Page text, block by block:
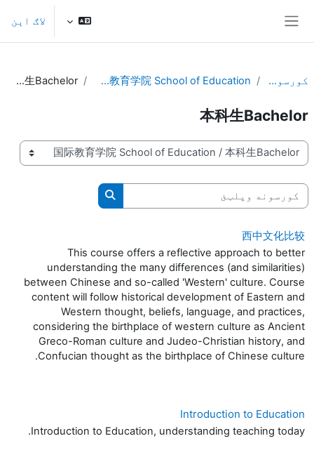
لاګ اېن
کورسونه 国际教育学院 School of Education
本科生Bachelor
本科生Bachelor
د کورس وېشنیزې
کورسونه وپلټئ
کورسونه وپلټئ
西中文化比较
This course offers a reflective approach to better
understanding the many differences (and similarities)
between Chinese and so-called 'Western' culture. Course
content will follow historical development of Eastern and
Western thought, beliefs, language, and practices,
considering the birthplace of western culture as Ancient
Greco-Roman culture and Judeo-Christian history, and
Confucian thought as the birthplace of Chinese culture.
Introduction to Education
Introduction to Education, understanding teaching today.